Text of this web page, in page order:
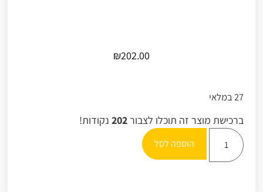
₪202.00
27 במלאי
ברכישת מוצר זה תוכלו לצבור202נקודות!
הוספה לסל